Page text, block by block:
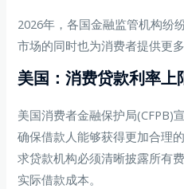
2026年，各国金融监管机构纷
市场的同时也为消费者提供更
美国：消费贷款利率上
美国消费者金融保护局(CFPB)
确保借款人能够获得更加合理
求贷款机构必须清晰披露所有
实际借款成本。